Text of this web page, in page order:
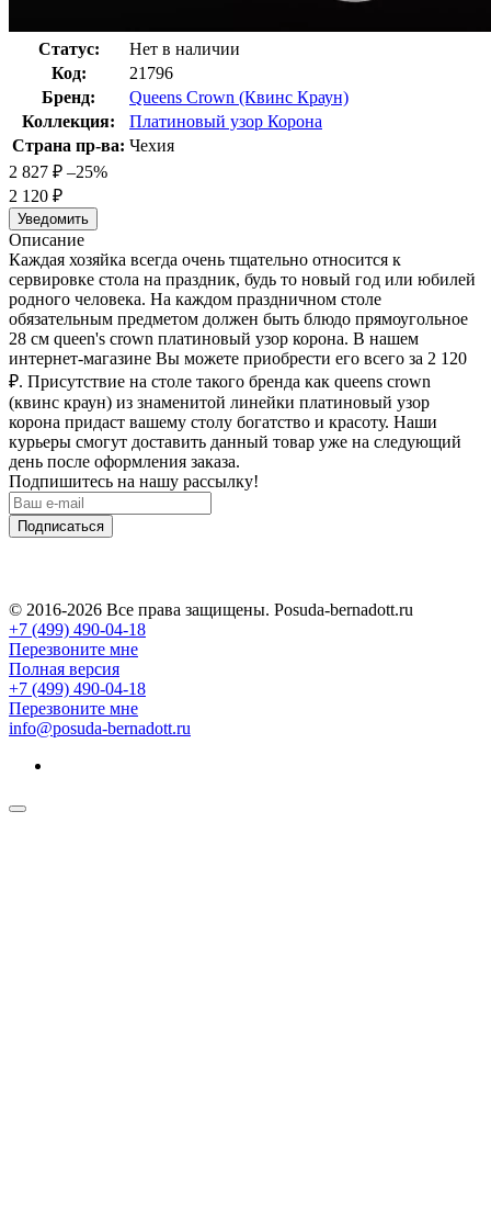
Статус:
Нет в наличии
Код:
21796
Бренд:
Queens Crown (Квинс Краун)
Коллекция:
Платиновый узор Корона
Страна пр-ва: Чехия
2 827 ₽ –25%
2 120 ₽
Уведомить
Описание
Каждая хозяйка всегда очень тщательно относится к
сервировке стола на праздник, будь то новый год или юбилей
родного человека. На каждом праздничном столе
обязательным предметом должен быть блюдо прямоугольное
28 см queen's crown платиновый узор корона. В нашем
интернет-магазине Вы можете приобрести его всего за 2 120
₽. Присутствие на столе такого бренда как queens crown
(квинс краун) из знаменитой линейки платиновый узор
корона придаст вашему столу богатство и красоту. Наши
курьеры смогут доставить данный товар уже на следующий
день после оформления заказа.
Подпишитесь на нашу рассылку!
Подписаться
© 2016-2026 Все права защищены. Posuda-bernadott.ru
+7 (499) 490-04-18
Перезвоните мне
Полная версия
+7 (499) 490-04-18
Перезвоните мне
info@posuda-bernadott.ru